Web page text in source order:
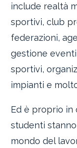
include realtà
sportivi, club
federazioni,
gestione
sportivi,
impianti e
Ed è proprio in
studenti
mondo del